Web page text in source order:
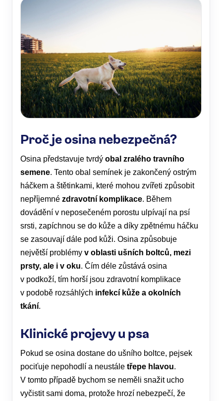
Proč je osina nebezpečná?
Osina představuje tvrdý obal zralého travního
semene. Tento obal semínek je zakončený ostrým
háčkem a štětinkami, které mohou zvířeti způsobit
nepříjemné zdravotní komplikace. Během
dovádění v neposečeném porostu ulpívají na psí
srsti, zapíchnou se do kůže a díky zpětnému háčku
se zasouvají dále pod kůži. Osina způsobuje
největší problémy v oblasti ušních boltců, mezi
prsty, ale i v oku. Čím déle zůstává osina
v podkoží, tím horší jsou zdravotní komplikace
v podobě rozsáhlých infekcí kůže a okolních
tkání.
Klinické projevy u psa
Pokud se osina dostane do ušního boltce, pejsek
pociťuje nepohodlí a neustále třepe hlavou.
V tomto případě bychom se neměli snažit ucho
vyčistit sami doma, protože hrozí nebezpečí, že